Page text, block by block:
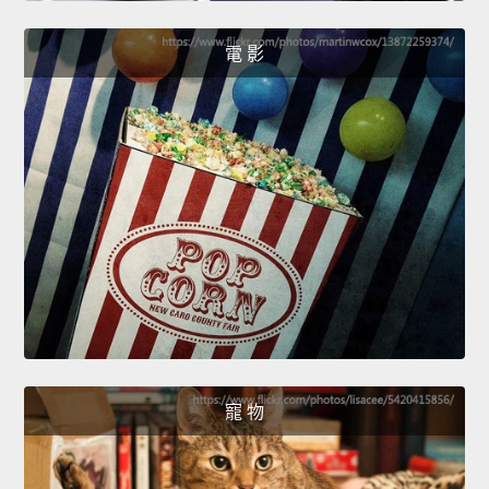
電 影
寵 物